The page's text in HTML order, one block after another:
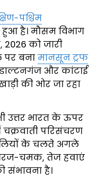
पश्चिम
हुआ है। मौसम विभाग
को जारी
बना मानसून ट्रफ
और कांटाई
की ओर जा रहा
उत्तर भारत के ऊपर
परिसंचरण
के चलते अगले
चमक, तेज हवाएं
संभावना है।